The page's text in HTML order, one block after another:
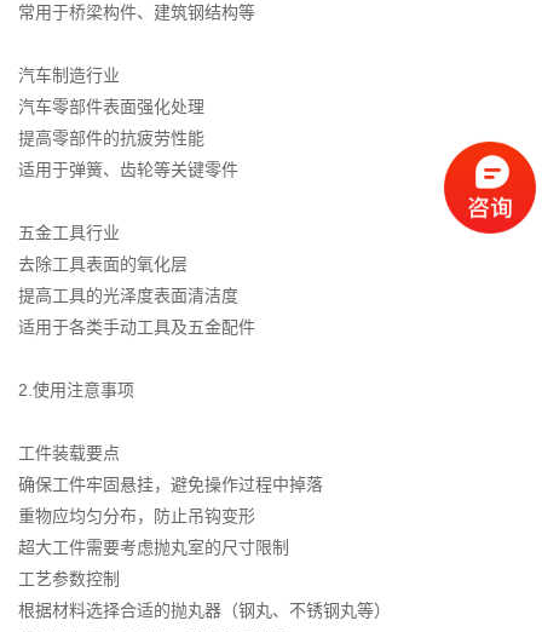
常用于桥梁构件、建筑钢结构等
汽车制造行业
汽车零部件表面强化处理
提高零部件的抗疲劳性能
适用于弹簧、齿轮等关键零件
五金工具行业
去除工具表面的氧化层
提高工具的光泽度表面清洁度
适用于各类手动工具及五金配件
2.使用注意事项
工件装载要点
确保工件牢固悬挂，避免操作过程中掉落
重物应均匀分布，防止吊钩变形
超大工件需要考虑抛丸室的尺寸限制
工艺参数控制
根据材料选择合适的抛丸器（钢丸、不锈钢丸等）